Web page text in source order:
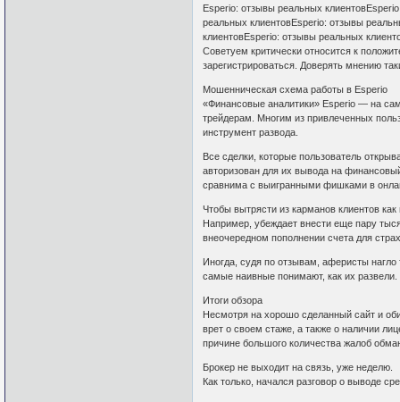
Esperio: отзывы реальных
реальных клиентовEsperio: отзывы
клиентовEsperio: отзывы реальных
Советуем критически относится к
зарегистрироваться. Доверять мнению
Мошенническая схема работы в Esperio
«Финансовые аналитики» Esperio — на
трейдерам. Многим из привлеченных
инструмент развода.
Все сделки, которые пользователь
авторизован для их вывода на
сравнима с выигранными фишками в
Чтобы вытрясти из карманов клиентов
Например, убеждает внести еще пару
внеочередном пополнении счета для
Иногда, судя по отзывам, аферисты
самые наивные понимают, как их развели.
Итоги обзора
Несмотря на хорошо сделанный сайт и
врет о своем стаже, а также о наличии
причине большого количества жалоб
Брокер не выходит на связь, уже неделю.
Как только, начался разговор о выводе